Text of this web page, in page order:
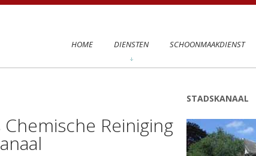
HOME DIENSTEN SCHOONMAAKDIENST
Chemische Reiniging
STADSKANAAL